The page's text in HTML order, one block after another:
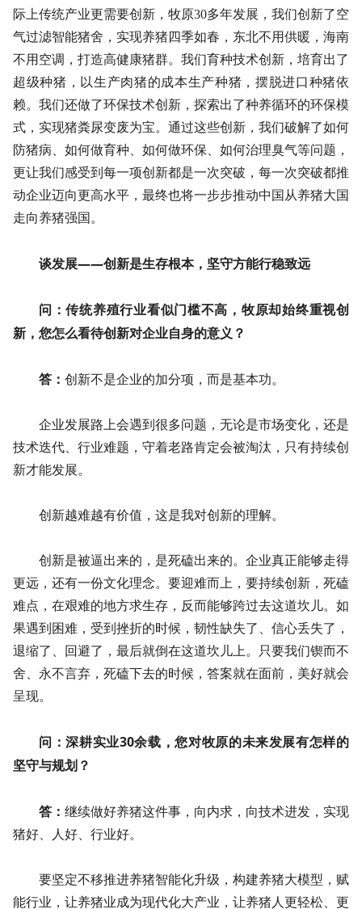
际上传统产业更需要创新，牧原30多年发展，我们创新了空
气过滤智能猪舍，实现养猪四季如春，东北不用供暖，海南
不用空调，打造高健康猪群。我们育种技术创新，培育出了
超级种猪，以生产肉猪的成本生产种猪，摆脱进口种猪依
赖。我们还做了环保技术创新，探索出了种养循环的环保模
式，实现猪粪尿变废为宝。通过这些创新，我们破解了如何
防猪病、如何做育种、如何做环保、如何治理臭气等问题，
更让我们感受到每一项创新都是一次突破，每一次突破都推
动企业迈向更高水平，最终也将一步步推动中国从养猪大国
走向养猪强国。
谈发展——创新是生存根本，坚守方能行稳致远
问：传统养殖行业看似门槛不高，牧原却始终重视创
新，您怎么看待创新对企业自身的意义？
答： 创新不是企业的加分项，而是基本功。
企业发展路上会遇到很多问题，无论是市场变化，还是
技术迭代、行业难题，守着老路肯定会被淘汰，只有持续创
新才能发展。
创新越难越有价值，这是我对创新的理解。
创新是被逼出来的，是死磕出来的。企业真正能够走得
更远，还有一份文化理念。要迎难而上，要持续创新，死磕
难点，在艰难的地方求生存，反而能够跨过去这道坎儿。如
果遇到困难，受到挫折的时候，韧性缺失了、信心丢失了，
退缩了、回避了，最后就倒在这道坎儿上。只要我们锲而不
舍、永不言弃，死磕下去的时候，答案就在面前，美好就会
呈现。
问：深耕实业30余载，您对牧原的未来发展有怎样的
坚守与规划？
答： 继续做好养猪这件事，向内求，向技术进发，实现
猪好、人好、行业好。
要坚定不移推进养猪智能化升级，构建养猪大模型，赋
能行业，让养猪业成为现代化大产业，让养猪人更轻松、更